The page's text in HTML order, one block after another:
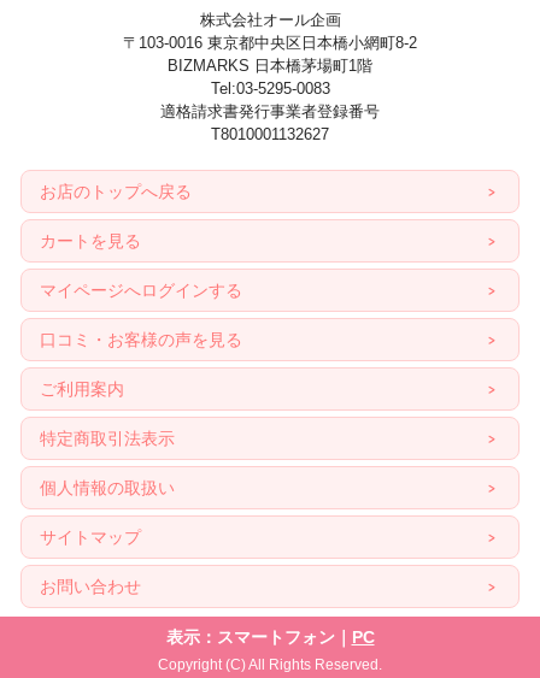
株式会社オール企画
〒103-0016 東京都中央区日本橋小網町8-2
BIZMARKS 日本橋茅場町1階
Tel:03-5295-0083
適格請求書発行事業者登録番号
T8010001132627
お店のトップへ戻る
カートを見る
マイページへログインする
口コミ・お客様の声を見る
ご利用案内
特定商取引法表示
個人情報の取扱い
サイトマップ
お問い合わせ
表示：スマートフォン｜ PC
Copyright (C) All Rights Reserved.